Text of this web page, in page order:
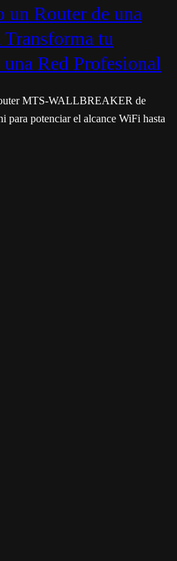
un Router de una
tu
Red Profesional
MTS-WALLBREAKER de
potenciar el alcance WiFi hasta